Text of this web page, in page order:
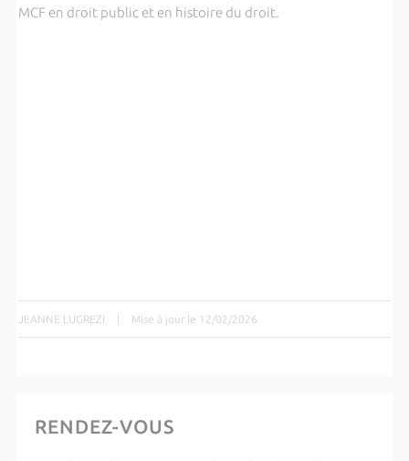
MCF en droit public et en histoire du droit.
JEANNE LUGREZI | Mise à jour le 12/02/2026
RENDEZ-VOUS